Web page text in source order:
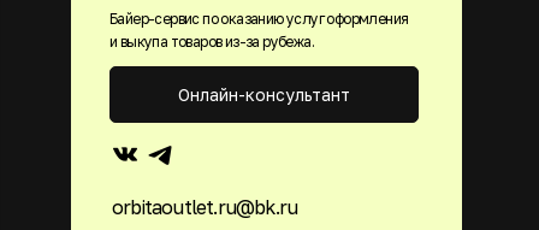
Байер-сервис по оказанию услуг оформления
и выкупа товаров из-за рубежа.
orbitaoutlet.ru@bk.ru
Онлайн-консультант